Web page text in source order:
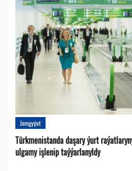
Jemgyýet
Türkmenistanda daşary ýurt
ulgamy işlenip taýýarlanyldy